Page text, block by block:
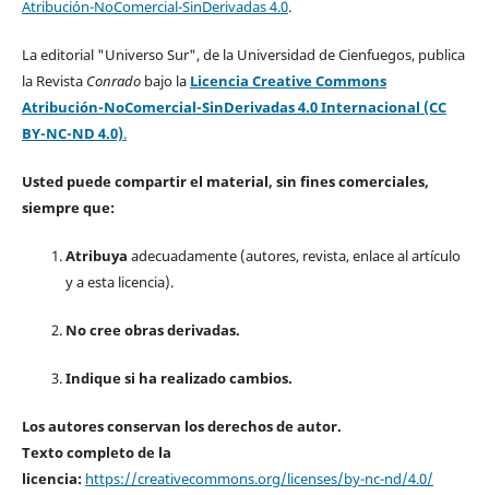
Atribución-NoComercial-SinDerivadas 4.0.
La editorial "Universo Sur", de la Universidad de Cienfuegos, publica
la Revista Conradobajo la Licencia Creative Commons
Atribución-NoComercial-SinDerivadas 4.0 Internacional (CC
BY-NC-ND 4.0).
Usted puede compartir el material, sin fines comerciales,
siempre que:
Atribuya adecuadamente (autores, revista, enlace al artículo
y a esta licencia).
No cree obras derivadas.
Indique si ha realizado cambios.
Los autores conservan los derechos de autor.
Texto completo de la
licencia: https://creativecommons.org/licenses/by-nc-nd/4.0/